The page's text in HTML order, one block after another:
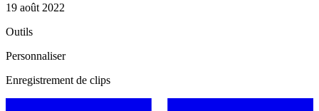
19 août 2022
Outils
Personnaliser
Enregistrement de clips